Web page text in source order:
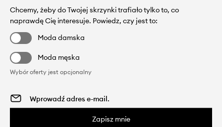
Chcemy, żeby do Twojej skrzynki trafiało tylko to, co
naprawdę Cię interesuje. Powiedz, czy jest to:
Moda damska
Moda męska
Wybór oferty jest opcjonalny
Zapisz mnie